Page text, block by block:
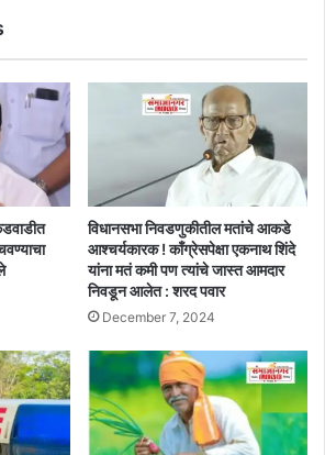
विधानसभा निवडणुकीतील मतांचे आकडे
आश्चर्यकारक ! काँग्रेसपेक्षा एकनाथ शिंदे
यांना मतं कमी पण त्यांचे जास्त आमदार
निवडून आलेत : शरद पवार
December 7, 2024